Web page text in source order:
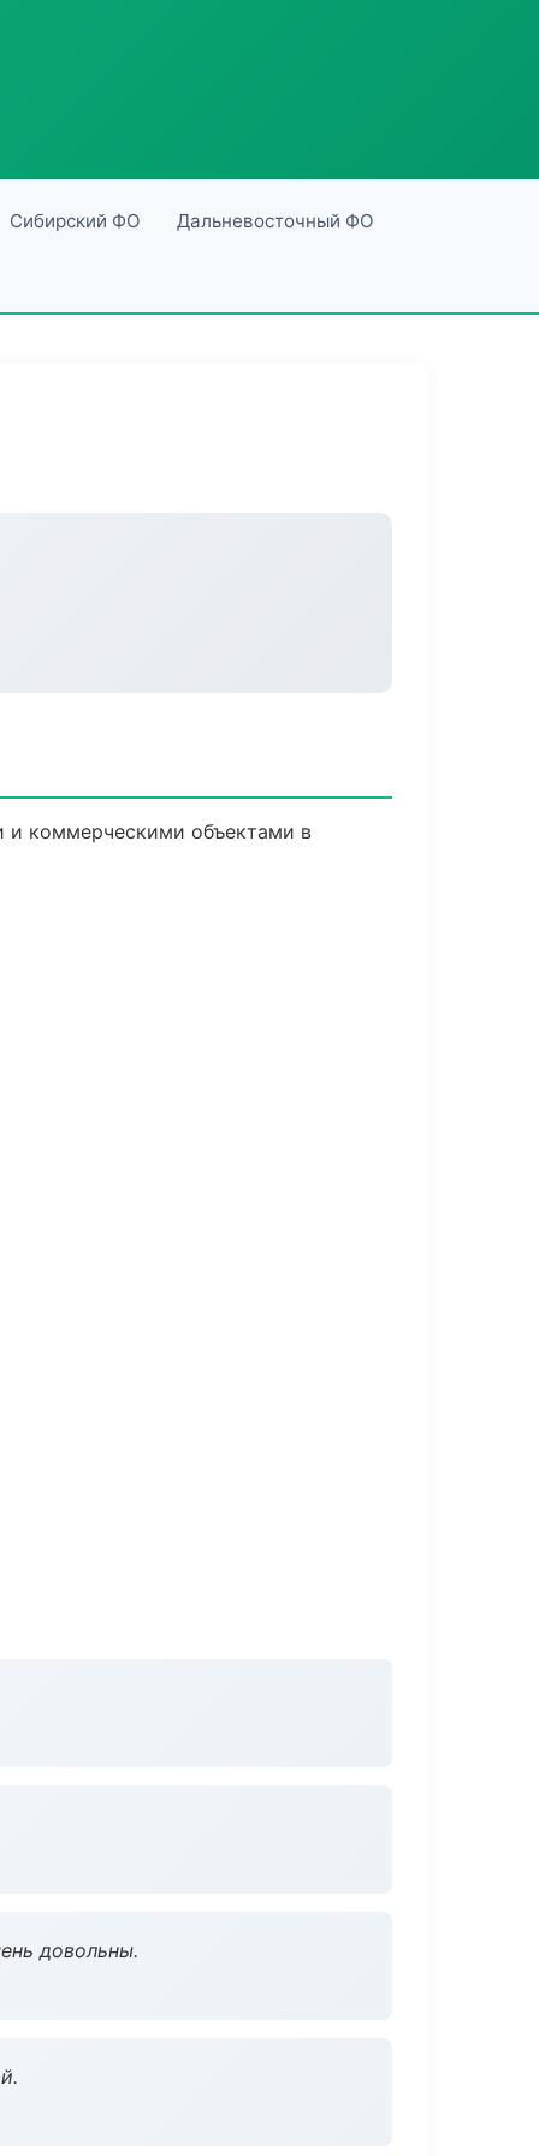
Сибирский ФО Дальневосточный ФО
и коммерческими объектами в
довольны.